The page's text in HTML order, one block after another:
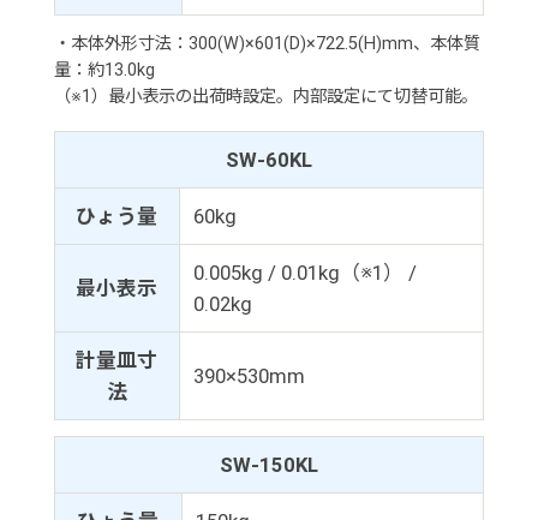
・本体外形寸法：300(W)×601(D)×722.5(H)mm、本体質
量：約13.0kg
（※1）最小表示の出荷時設定。内部設定にて切替可能。
SW-60KL
ひょう量 60kg
最小表示
0.005kg / 0.01kg（※1） /
0.02kg
計量皿寸
法
390×530mm
SW-150KL